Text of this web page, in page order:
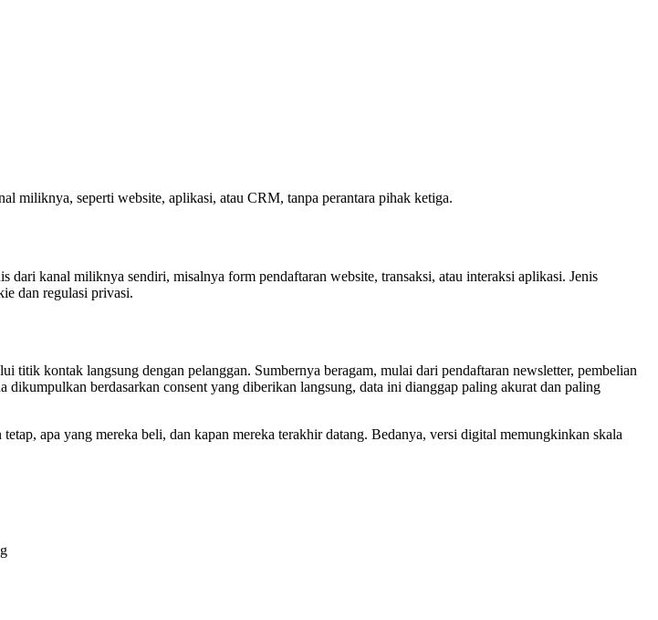
miliknya, seperti website, aplikasi, atau CRM, tanpa perantara pihak ketiga.
kanal miliknya sendiri, misalnya form pendaftaran website, transaksi, atau interaksi aplikasi. Jenis
dan regulasi privasi.
kontak langsung dengan pelanggan. Sumbernya beragam, mulai dari pendaftaran newsletter, pembelian
dikumpulkan berdasarkan consent yang diberikan langsung, data ini dianggap paling akurat dan paling
apa yang mereka beli, dan kapan mereka terakhir datang. Bedanya, versi digital memungkinkan skala